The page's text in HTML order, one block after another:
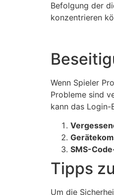
Befolgung der
konzentrieren
Wenn Spieler
Probleme sind
kann das Login-
SMS-
Tipps
Um die